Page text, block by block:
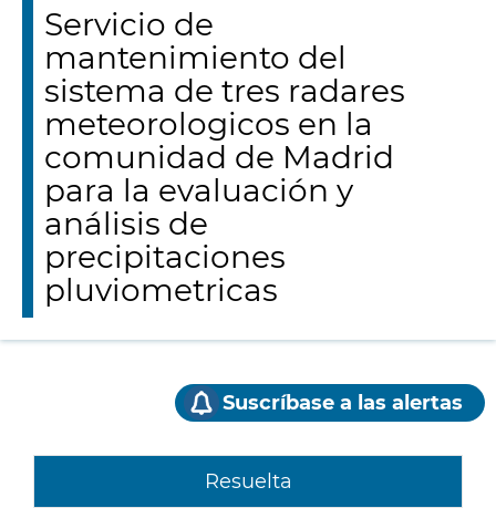
Servicio de
mantenimiento del
sistema de tres radares
meteorologicos en la
comunidad de Madrid
para la evaluación y
análisis de
precipitaciones
pluviometricas
Suscríbase a las alertas
Resuelta